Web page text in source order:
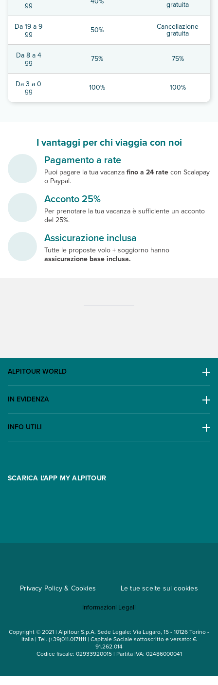
gg gratuita
Da 19 a 9
gg 50% Cancellazione
gratuita
Da 8 a 4
gg 75% 75%
Da 3 a 0
gg 100% 100%
I vantaggi per chi viaggia con noi
Pagamento a rate
Puoi pagare la tua vacanzafino a 24 ratecon Scalapay
o Paypal.
Acconto 25%
Per prenotare la tua vacanza è sufficiente un acconto
del 25%.
Assicurazione inclusa
Tutte le proposte volo + soggiorno hanno
assicurazione base inclusa.
ALPITOUR WORLD
AWARD
Lavora con noi
Contatti
Assicurazioni
IN EVIDENZA
Escursioni
INFO UTILI
FAQ
Condizioni generali di contratto
Mappa del sito
SCARICA L'APP MY ALPITOUR
Privacy Policy & Cookies Le tue scelte sui cookies
Informazioni Legali
Copyright © 2021 | Alpitour S.p.A. Sede Legale: Via Lugaro, 15 - 10126 Torino -
Italia | Tel. (+39)011.0171111 | Capitale Sociale sottoscritto e versato: €
91.262.014
Codice fiscale: 02933920015 | Partita IVA: 02486000041